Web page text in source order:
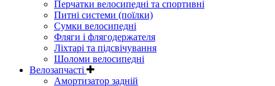
Перчатки велосипедні та спортивні
Питні системи (поїлки)
Сумки велосипедні
Фляги і флягодержателя
Ліхтарі та підсвічування
Шоломи велосипедні
Велозапчасті
Амортизатор задній